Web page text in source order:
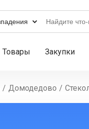
Товары Закупки
/ Домодедово /